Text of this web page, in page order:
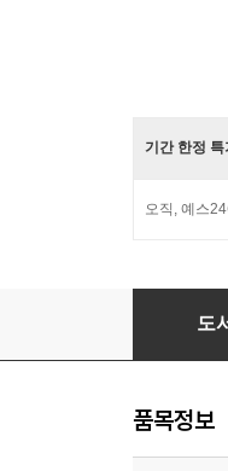
기간 한정 특
오직, 예스
빨간내복
도
품목정보